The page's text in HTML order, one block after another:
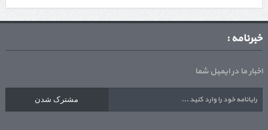
خبرنامه :
اخبار ما در ایمیل شما
مشترک شدن